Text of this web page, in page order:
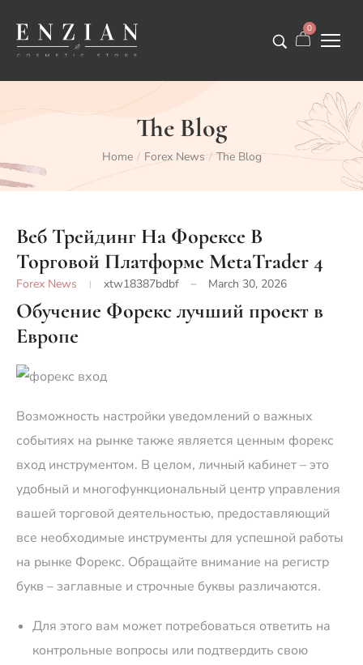
0
The Blog
Home / Forex News / The Blog
Веб Трейдинг На Форексе В
Торговой Платформе MetaTrader 4
Forex News xtw18387bdbf March 30, 2026
Обучение Форекс лучший проект в
Европе
Возможность настройки уведомлений о важных
событиях на рынке также является ценным форекс
вход инструментом. В целом, личный кабинет – это
удобный и многофункциональный центр управления
вашей торговой деятельностью, предоставляющий
все необходимые инструменты для успешной работы
на рынке Форекс. Обращайте внимание на регистр
букв – заглавные и строчные буквы различаются.
Для этого вам может потребоваться ответить на
контрольные вопросы или подтвердить свою